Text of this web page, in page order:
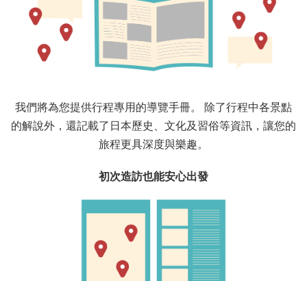
我們將為您提供行程專用的導覽手冊。 除了行程中各景點
的解說外，還記載了日本歷史、文化及習俗等資訊，讓您的
旅程更具深度與樂趣。
初次造訪也能安心出發